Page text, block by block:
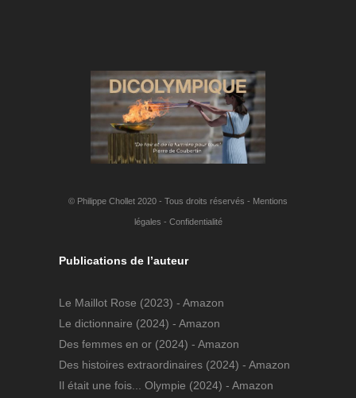
© Philippe Chollet 2020 - Tous droits réservés - Mentions
légales - Confidentialité
Publications de l’auteur
Le Maillot Rose (2023) - Amazon
Le dictionnaire (2024) - Amazon
Des femmes en or (2024) - Amazon
Des histoires extraordinaires (2024) - Amazon
Il était une fois... Olympie (2024) - Amazon